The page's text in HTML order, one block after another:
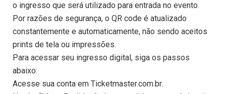
o ingresso que será utilizado para entrada no evento.
Por razões de segurança, o QR code é atualizado
constantemente e automaticamente, não sendo aceitos
prints de tela ou impressões.
Para acessar seu ingresso digital, siga os passos
abaixo:
Acesse sua conta em Ticketmaster.com.br.